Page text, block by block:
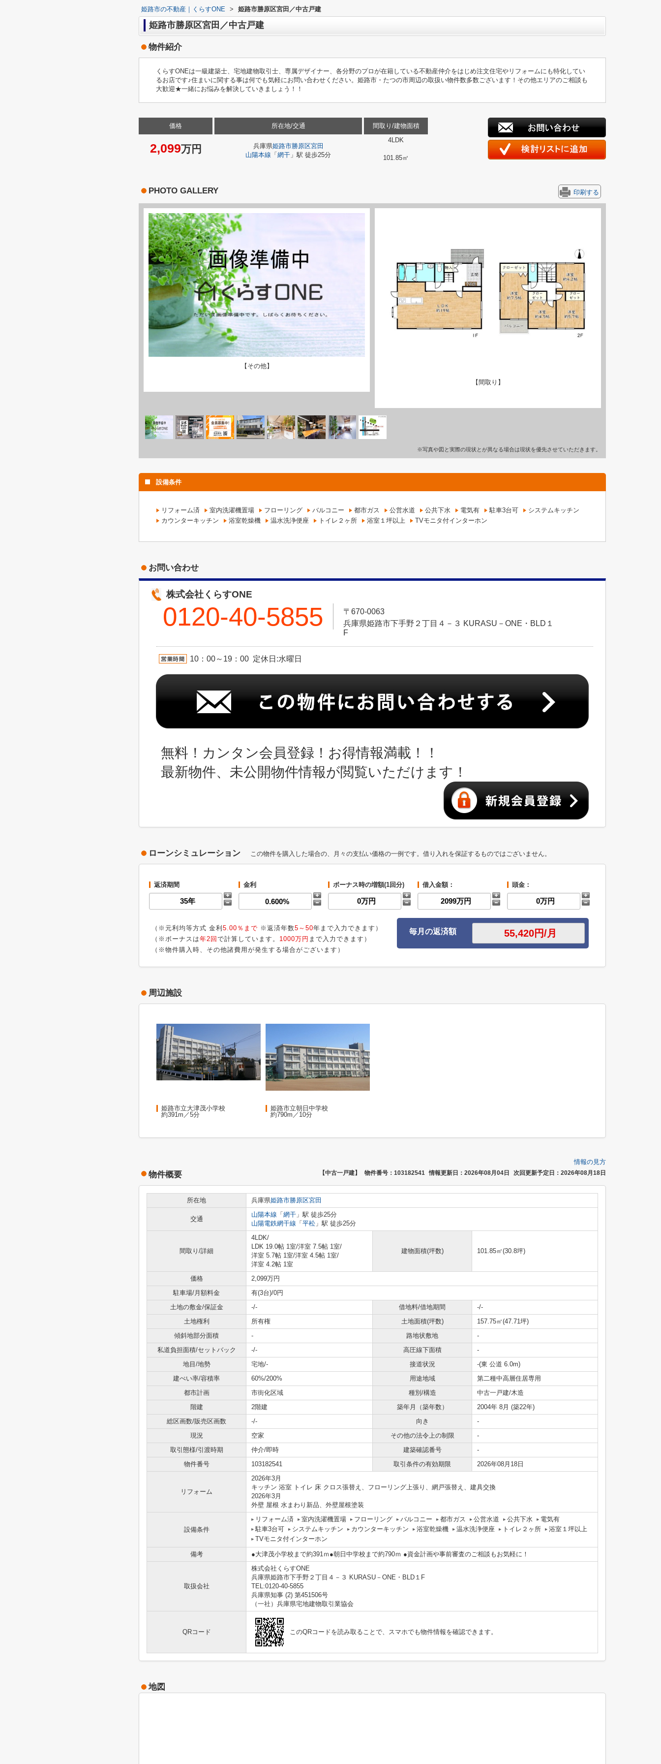
姫路市の不動産｜くらすONE > 姫路市勝原区宮田／中古戸建
姫路市勝原区宮田／中古戸建
物件紹介
くらすONEは一級建築士、宅地建物取引士、専属デザイナー、各分野のプロが在籍している不動産仲介をはじめ注文住宅やリフォームにも特化してい
るお店です♪住まいに関する事は何でも気軽にお問い合わせください。姫路市・たつの市周辺の取扱い物件数多数ございます！その他エリアのご相談も
大歓迎★一緒にお悩みを解決していきましょう！！
価格
2,099万円
所在地/交通
兵庫県姫路市勝原区宮田
山陽本線 「 網干 」駅 徒歩25分
間取り/建物面積
4LDK
101.85㎡
PHOTO GALLERY 印刷する
【その他】
【間取り】
※写真や図と実際の現状とが異なる場合は現状を優先させていただきます。
設備条件
リフォーム済 室内洗濯機置場 フローリング バルコニー 都市ガス 公営水道 公共下水 電気有 駐車3台可
システムキッチン
カウンターキッチン
浴室乾燥機 温水洗浄便座 トイレ２ヶ所 浴室１坪以上 TVモニタ付インターホン
お問い合わせ
株式会社くらすONE
0120-40-5855
〒670-0063
兵庫県姫路市下手野２丁目４－３ KURASU－ONE・BLD１
F
10：00～19：00 定休日:水曜日
無料！カンタン会員登録！お得情報満載！！
最新物件、未公開物件情報が閲覧いただけます！
ローンシミュレーション この物件を購入した場合の、月々の支払い価格の一例です。借り入れを保証するものではございません。
返済期間 金利 ボーナス時の増額(1回分) 借入金額： 頭金：
（※元利均等方式 金利 5.00％まで ※返済年数5～50年まで入力できます）
（※ボーナスは年2回 で計算しています。 1000万円 まで入力できます）
（※物件購入時、その他諸費用が発生する場合がございます）
毎月の返済額
周辺施設
姫路市立大津茂小学校
約391m／5分
姫路市立朝日中学校
約790m／10分
情報の見方
物件概要 【中古一戸建】 物件番号：103182541 情報更新日：2026年08月04日 次回更新予定日：2026年08月18日
所在地 兵庫県姫路市勝原区宮田
交通
山陽本線 「 網干 」駅 徒歩25分
山陽電鉄網干線 「 平松 」駅 徒歩25分
間取り/詳細
4LDK/
LDK 19.0帖 1室/洋室 7.5帖 1室/
洋室 5.7帖 1室/洋室 4.5帖 1室/
洋室 4.2帖 1室
建物面積(坪数) 101.85㎡(30.8坪)
価格
2,099万円
駐車場/月額料金
有(3台)/0円
土地の敷金/保証金
-/- 借地料/借地期間
-/-
土地権利
所有権 土地面積(坪数)
157.75㎡(47.71坪)
傾斜地部分面積
- 路地状敷地
-
私道負担面積/セットバック
-/- 高圧線下面積
-
地目/地勢
宅地/- 接道状況
-(東 公道 6.0m)
建ぺい率/容積率
60%/200% 用途地域
第二種中高層住居専用
都市計画
市街化区域 種別/構造
中古一戸建/木造
階建
2階建 築年月（築年数）
2004年 8月 (築22年)
総区画数/販売区画数
-/- 向き
-
現況
空家 その他の法令上の制限
-
取引態様/引渡時期
仲介/即時 建築確認番号
-
物件番号
103182541 取引条件の有効期限 2026年08月18日
リフォーム
2026年3月
キッチン 浴室 トイレ 床 クロス張替え、フローリング上張り、網戸張替え、建具交換
2026年3月
外壁 屋根 水まわり新品、外壁屋根塗装
設備条件
リフォーム済 室内洗濯機置場 フローリング バルコニー 都市ガス 公営水道 公共下水
電気有
駐車3台可
システムキッチン カウンターキッチン 浴室乾燥機 温水洗浄便座 トイレ２ヶ所
浴室１坪以上
TVモニタ付インターホン
備考 ●大津茂小学校まで約391ｍ●朝日中学校まで約790ｍ ●資金計画や事前審査のご相談もお気軽に！
取扱会社
株式会社くらすONE
兵庫県姫路市下手野２丁目４－３ KURASU－ONE・BLD１F
TEL:0120-40-5855
兵庫県知事 (2) 第451506号
（一社）兵庫県宅地建物取引業協会
QRコード このQRコードを読み取ることで、スマホでも物件情報を確認できます。
地図